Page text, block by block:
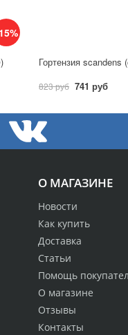
Гортензия scandens
823 руб 741 руб
О МАГАЗИНЕ
Новости
Как купить
Доставка
Статьи
Помощь
О магазине
Отзывы
Контакты